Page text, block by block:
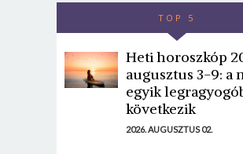
TOP 5
Heti horoszkóp
augusztus 3-9: a
egyik
következik
2026. AUGUSZTUS 02.